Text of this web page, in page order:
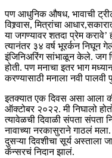
पण आधुनिक औषध, भावाची
विश्र्वास, मित्रांचा
या जगण्यावर शतदा प्रेम करावे’
त्यानंतर ३४ वर्ष भूरर्कन निघून
इंजिनिअरिंग सांभाळून केले. जग
होती. पण मनाचा इतर भाग
करण्यासाठी मनाला नवी पालवी
इतक्यात एक दिवस असा आला की
ऑक्टोबर २०२२. मी निघालो
त्यावेळची दिवाळी संपता संपता
नावाच्या नरकासुराने गाठलं
दुसऱ्या दिवशीचा सूर्य अस्ताला
कॅन्सरचं निदान झालं.